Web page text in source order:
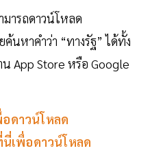
ารถดาวน์โหลด
นหาคำว่า “ทางรัฐ” ได้ทั้ง
App Store หรือ Google
ดาวน์โหลด
เพื่อดาวน์โหลด